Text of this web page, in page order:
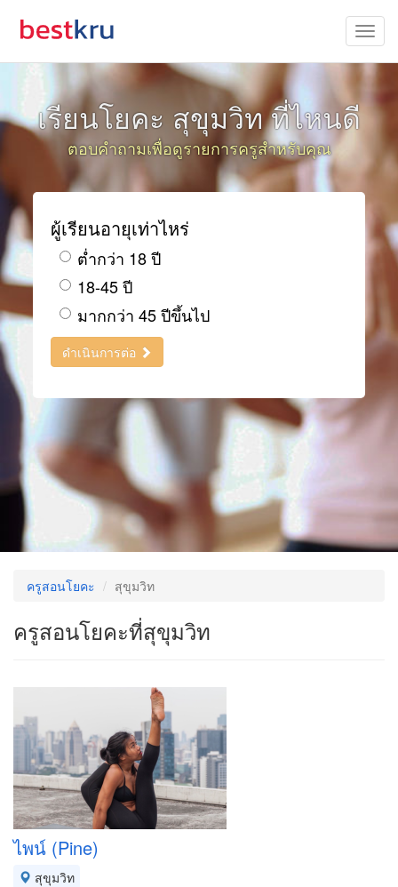
เรียนโยคะ สุขุมวิท ที่ไหนดี
ตอบคำถามเพื่อดูรายการครูสำหรับคุณ
ผู้เรียนอายุเท่าไหร่
ต่ำกว่า 18 ปี
18-45 ปี
มากกว่า 45 ปีขึ้นไป
ดำเนินการต่อ
ครูสอนโยคะ สุขุมวิท
ครูสอนโยคะที่สุขุมวิท
ไพน์ (Pine)
สุขุมวิท